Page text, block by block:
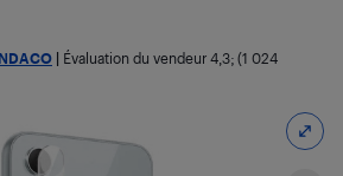
Évaluation du vendeur 4,3; (1 024